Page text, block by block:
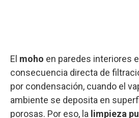
El moho en paredes interiores
consecuencia directa de
por condensación, cuando el
ambiente se deposita en
porosas. Por eso, la limpieza